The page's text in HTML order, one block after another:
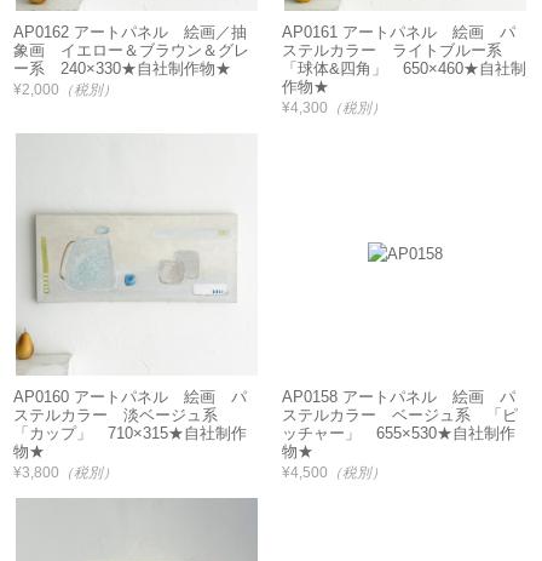
AP0162 アートパネル 絵画／抽
象画 イエロー＆ブラウン＆グレ
ー系 240×330★自社制作物★
¥2,000 （税別）
AP0161 アートパネル 絵画 パ
ステルカラー ライトブルー系
「球体&四角」 650×460★自社制
作物★
¥4,300 （税別）
AP0160 アートパネル 絵画 パ
ステルカラー 淡ベージュ系
「カップ」 710×315★自社制作
物★
¥3,800 （税別）
AP0158 アートパネル 絵画 パ
ステルカラー ベージュ系 「ピ
ッチャー」 655×530★自社制作
物★
¥4,500 （税別）